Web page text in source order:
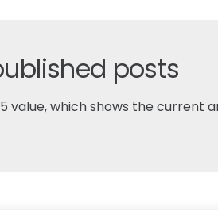
posts
value, which shows the current